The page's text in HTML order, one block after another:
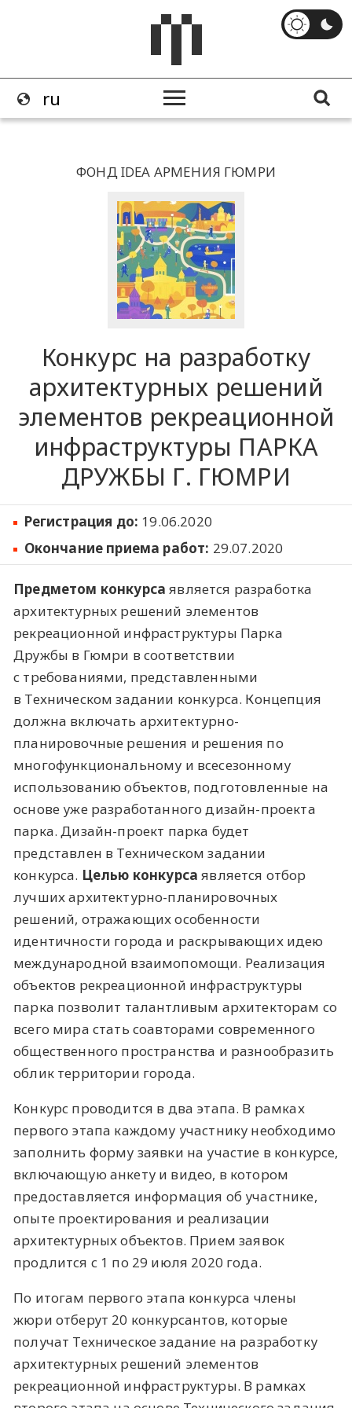
ФОНД IDEA АРМЕНИЯ ГЮМРИ
Конкурс на разработку
архитектурных решений
элементов рекреационной
инфраструктуры ПАРКА
ДРУЖБЫ Г. ГЮМРИ
Регистрация до: 19.06.2020
Окончание приема работ: 29.07.2020
Предметом конкурса является разработка
архитектурных решений элементов
рекреационной инфраструктуры Парка
Дружбы в Гюмри в соответствии
с требованиями, представленными
в Техническом задании конкурса. Концепция
должна включать архитектурно-
планировочные решения и решения по
многофункциональному и всесезонному
использованию объектов, подготовленные на
основе уже разработанного дизайн-проекта
парка. Дизайн-проект парка будет
представлен в Техническом задании
конкурса. Целью конкурса является отбор
лучших архитектурно-планировочных
решений, отражающих особенности
идентичности города и раскрывающих идею
международной взаимопомощи. Реализация
объектов рекреационной инфраструктуры
парка позволит талантливым архитекторам со
всего мира стать соавторами современного
общественного пространства и разнообразить
облик территории города.
Конкурс проводится в два этапа. В рамках
первого этапа каждому участнику необходимо
заполнить форму заявки на участие в конкурсе,
включающую анкету и видео, в котором
предоставляется информация об участнике,
опыте проектирования и реализации
архитектурных объектов. Прием заявок
продлится с 1 по 29 июля 2020 года.
По итогам первого этапа конкурса члены
жюри отберут 20 конкурсантов, которые
получат Техническое задание на разработку
архитектурных решений элементов
рекреационной инфраструктуры. В рамках